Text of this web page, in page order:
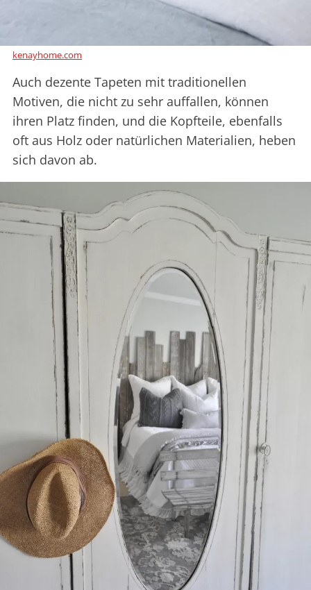
kenayhome.com
Auch dezente Tapeten mit traditionellen
Motiven, die nicht zu sehr auffallen, können
ihren Platz finden, und die Kopfteile, ebenfalls
oft aus Holz oder natürlichen Materialien, heben
sich davon ab.